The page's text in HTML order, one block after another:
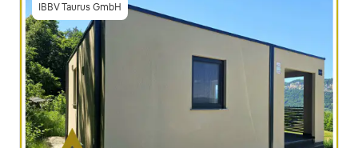
IBBV Taurus GmbH